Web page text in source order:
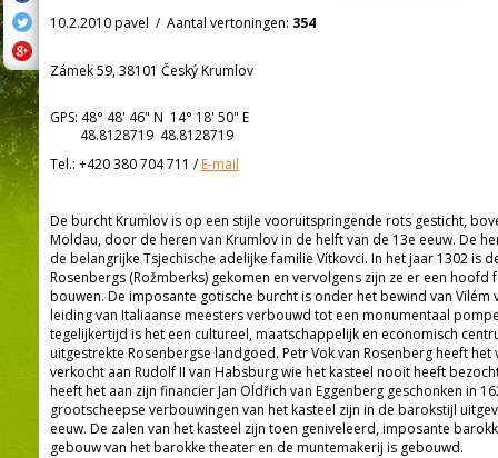
10.2.2010 pavel / Aantal vertoningen: 354
Zámek 59, 38101 Český Krumlov
GPS: 48° 48' 46" N 14° 18' 50" E
48.8128719 48.8128719
Tel.: +420 380 704 711 /E-mail
De burcht Krumlov is op een stijle vooruitspringende rots gesticht,
Moldau, door de heren van Krumlov in de helft van de 13e eeuw. De
de belangrijke Tsjechische adelijke familie Vítkovci. In het jaar 1302 is
Rosenbergs (Rožmberks) gekomen en vervolgens zijn ze er een hoofd
bouwen. De imposante gotische burcht is onder het bewind van Vilém
leiding van Italiaanse meesters verbouwd tot een monumentaal
tegelijkertijd is het een cultureel, maatschappelijk en economisch
uitgestrekte Rosenbergse landgoed. Petr Vok van Rosenberg heeft
verkocht aan Rudolf II van Habsburg wie het kasteel nooit heeft
heeft het aan zijn financier Jan Oldřich van Eggenberg geschonken in
grootscheepse verbouwingen van het kasteel zijn in de barokstijl
eeuw. De zalen van het kasteel zijn toen geniveleerd, imposante
gebouw van het barokke theater en de muntemakerij is gebouwd.